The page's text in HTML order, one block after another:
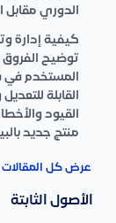
الدوري مقابل
كيفية إدارة
توضيح الفروق
المستخدم في
القابلة
القيود
منتج جديد
عرض كل
الأصول الثابتة